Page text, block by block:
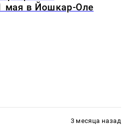
мая в Йошкар-Оле
3 месяца назад